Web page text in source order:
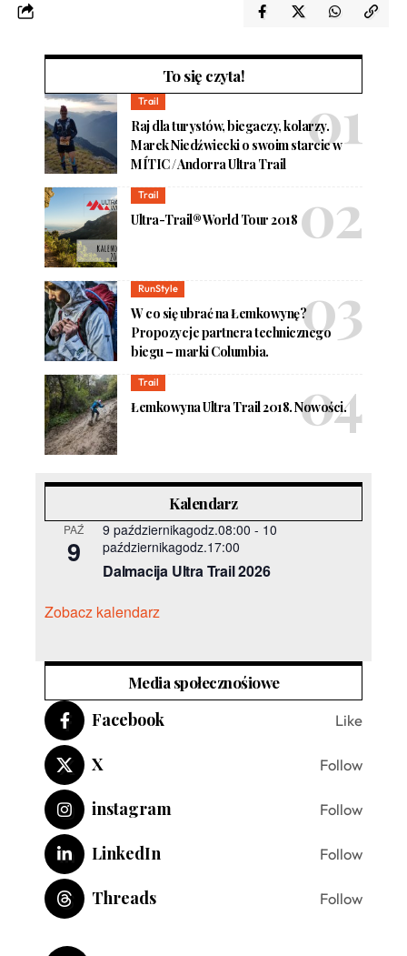
To się czyta!
Trail
Raj dla turystów, biegaczy, kolarzy.
Marek Niedźwiecki o swoim starcie w
MÍTIC / Andorra Ultra Trail
Trail
Ultra-Trail® World Tour 2018
RunStyle
W co się ubrać na Łemkowynę?
Propozycje partnera technicznego
biegu – marki Columbia.
Trail
Łemkowyna Ultra Trail 2018. Nowości.
Kalendarz
PAŹ
9
9 październikagodz.08:00 - 10
październikagodz.17:00
Dalmacija Ultra Trail 2026
Zobacz kalendarz
Media społecznośiowe
Facebook Like
X Follow
instagram Follow
LinkedIn Follow
Threads Follow